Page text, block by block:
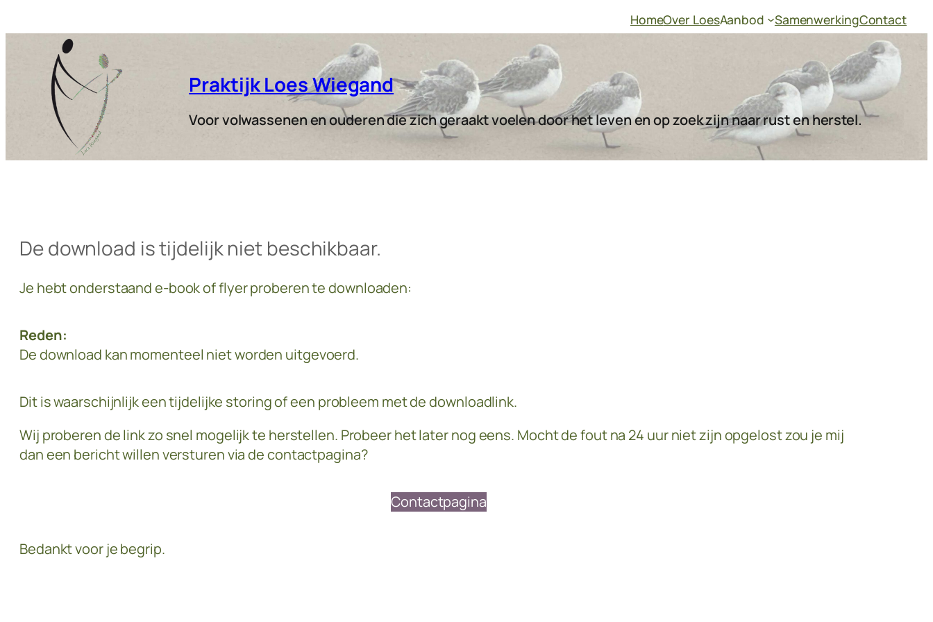
HomeOver LoesAanbod SamenwerkingContact
Praktijk Loes Wiegand
Voor volwassenen en ouderen die zich geraakt voelen door het leven en op zoek zijn naar rust en herstel.
De download is tijdelijk niet beschikbaar.
Je hebt onderstaand e-book of flyer proberen te downloaden:
Reden:
De download kan momenteel niet worden uitgevoerd.
Dit is waarschijnlijk een tijdelijke storing of een probleem met de downloadlink.
Wij proberen de link zo snel mogelijk te herstellen. Probeer het later nog eens. Mocht de fout na 24 uur niet zijn opgelost zou je mij
dan een bericht willen versturen via de contactpagina?
Contactpagina
Bedankt voor je begrip.